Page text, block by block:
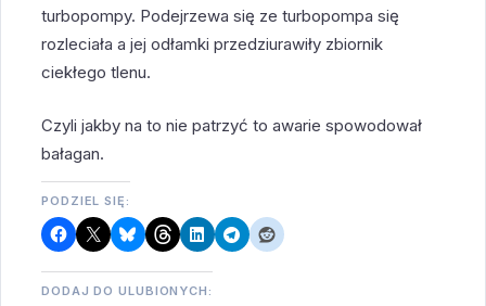
turbopompy. Podejrzewa się ze turbopompa się
rozleciała a jej odłamki przedziurawiły zbiornik
ciekłego tlenu.
Czyli jakby na to nie patrzyć to awarie spowodował
bałagan.
PODZIEL SIĘ:
DODAJ DO ULUBIONYCH: